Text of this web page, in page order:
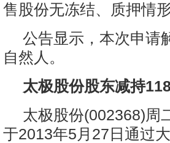
售股份无冻结、质押情形
公告显示，本次申请
自然人。
太极股份股东减持
太极股份(002368)周
于2013年5月27日通过